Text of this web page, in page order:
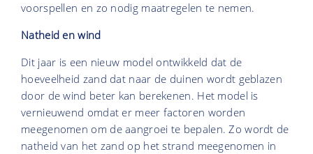
voorspellen en zo nodig maatregelen te nemen.
Natheid en wind
Dit jaar is een nieuw model ontwikkeld dat de
hoeveelheid zand dat naar de duinen wordt geblazen
door de wind beter kan berekenen. Het model is
vernieuwend omdat er meer factoren worden
meegenomen om de aangroei te bepalen. Zo wordt de
natheid van het zand op het strand meegenomen in